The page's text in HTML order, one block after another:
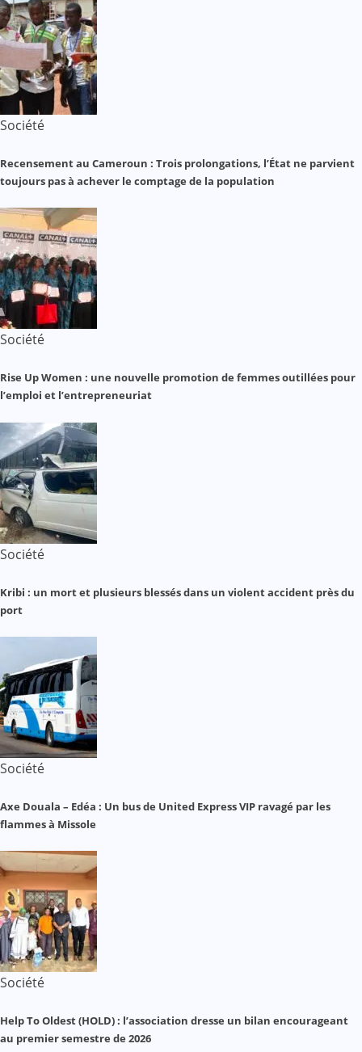
Société
Recensement au Cameroun : Trois prolongations, l’État ne parvient
toujours pas à achever le comptage de la population
Société
Rise Up Women : une nouvelle promotion de femmes outillées pour
l’emploi et l’entrepreneuriat
Société
Kribi : un mort et plusieurs blessés dans un violent accident près du
port
Société
Axe Douala – Edéa : Un bus de United Express VIP ravagé par les
flammes à Missole
Société
Help To Oldest (HOLD) : l’association dresse un bilan encourageant
au premier semestre de 2026